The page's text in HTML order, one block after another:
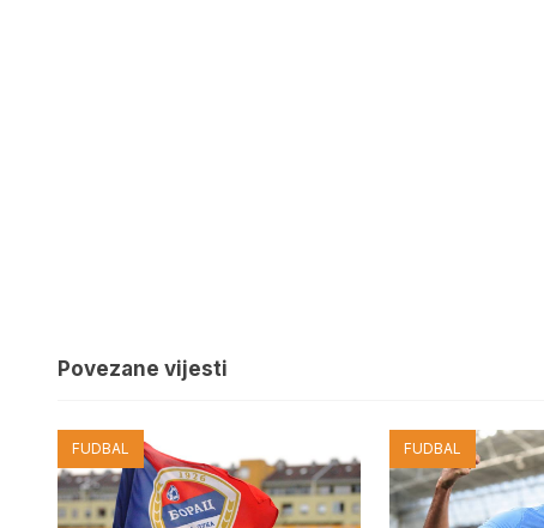
Povezane vijesti
FUDBAL FUDBAL